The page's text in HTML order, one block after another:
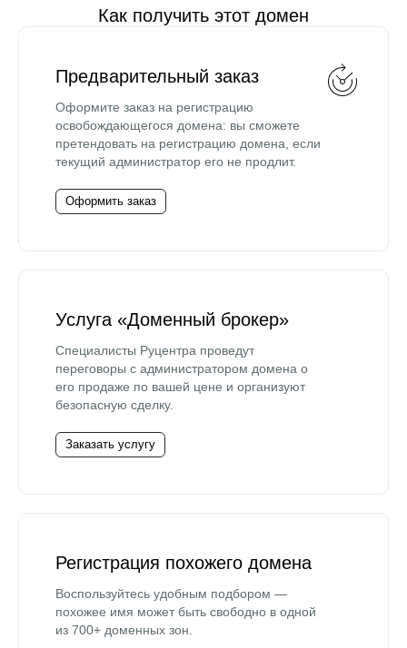
Как получить этот домен
Предварительный заказ
Оформите заказ на регистрацию
освобождающегося домена: вы сможете
претендовать на регистрацию домена, если
текущий администратор его не продлит.
Оформить заказ
Услуга «Доменный брокер»
Специалисты Руцентра проведут
переговоры с администратором домена о
его продаже по вашей цене и организуют
безопасную сделку.
Заказать услугу
Регистрация похожего домена
Воспользуйтесь удобным подбором —
похожее имя может быть свободно в одной
из 700+ доменных зон.